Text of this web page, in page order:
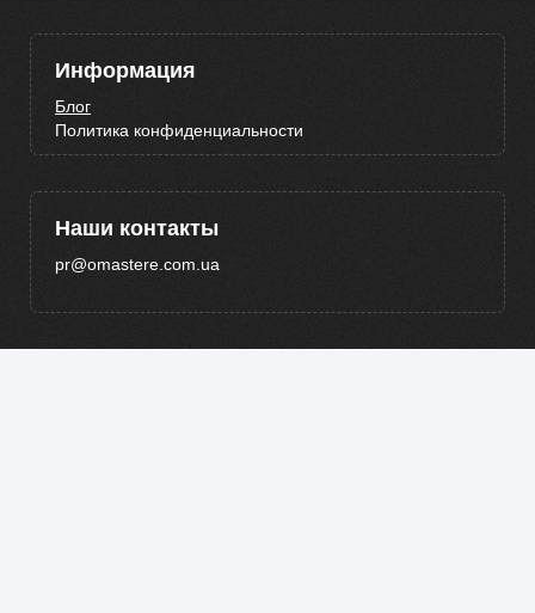
Информация
Блог
Политика конфиденциальности
Наши контакты
pr@omastere.com.ua